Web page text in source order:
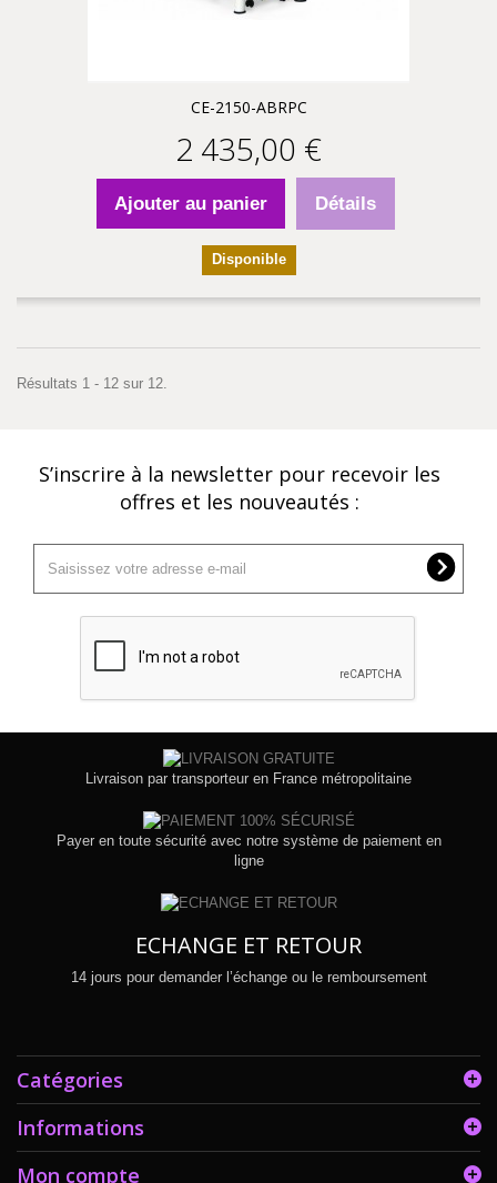
CE-2150-ABRPC
2 435,00 €
Ajouter au panier Détails
Disponible
Résultats 1 - 12 sur 12.
S’inscrire à la newsletter pour recevoir les
offres et les nouveautés :
Livraison par transporteur en France métropolitaine
Payer en toute sécurité avec notre système de paiement en
ligne
ECHANGE ET RETOUR
14 jours pour demander l’échange ou le remboursement
Catégories
Informations
Mon compte